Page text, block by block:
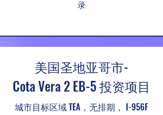
录
美国圣地亚哥市-
Cota Vera 2 EB-5 投资项目
城市目标区域 TEA，无排期， I-956F